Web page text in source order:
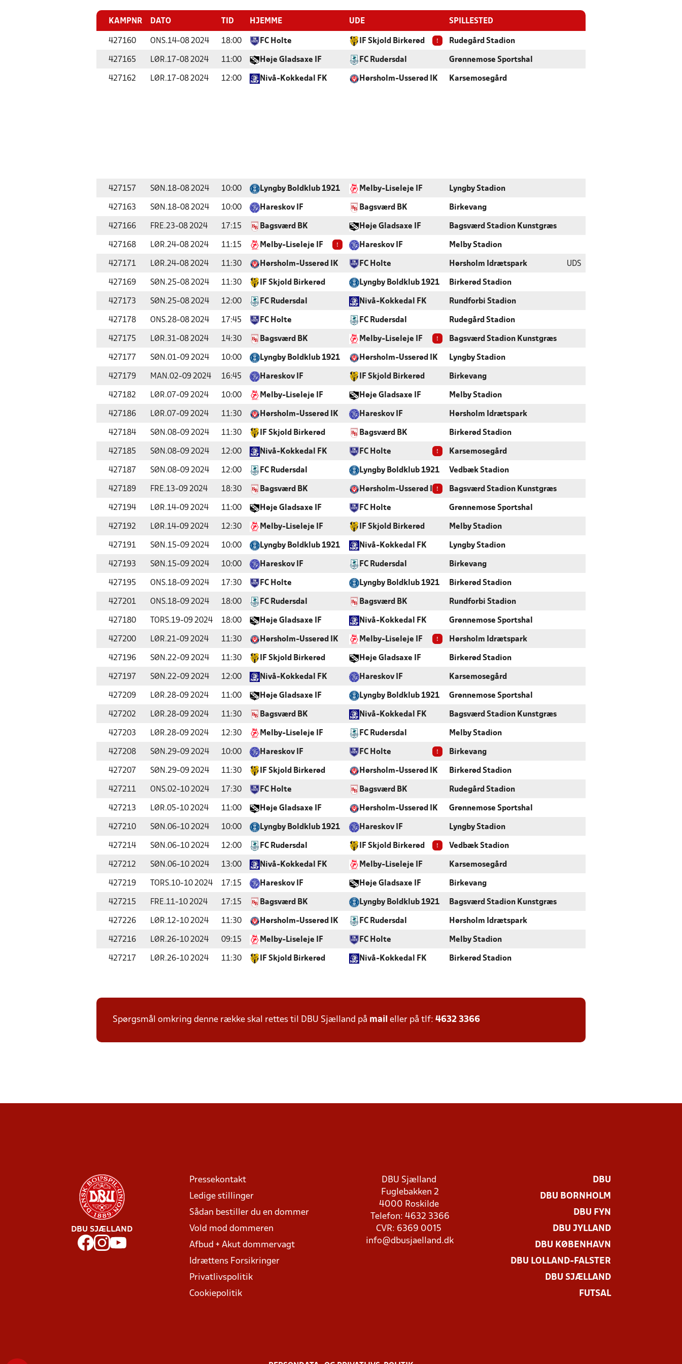
KAMPNR DATO TID HJEMME UDE SPILLESTED
427160 ONS.14-08 2024 18:00 FC Holte IF Skjold Birkerød ! Rudegård Stadion
427165 LØR.17-08 2024 11:00 Høje Gladsaxe IF FC Rudersdal Grønnemose Sportshal
427162 LØR.17-08 2024 12:00 Nivå-Kokkedal FK Hørsholm-Usserød IK Karsemosegård
427157 SØN.18-08 2024 10:00 Lyngby Boldklub 1921 Melby-Liseleje IF Lyngby Stadion
427163 SØN.18-08 2024 10:00 Hareskov IF Bagsværd BK Birkevang
427166 FRE.23-08 2024 17:15 Bagsværd BK Høje Gladsaxe IF Bagsværd Stadion Kunstgræs
427168 LØR.24-08 2024 11:15 Melby-Liseleje IF ! Hareskov IF Melby Stadion
427171 LØR.24-08 2024 11:30 Hørsholm-Usserød IK FC Holte Hørsholm Idrætspark UDS
427169 SØN.25-08 2024 11:30 IF Skjold Birkerød Lyngby Boldklub 1921 Birkerød Stadion
427173 SØN.25-08 2024 12:00 FC Rudersdal Nivå-Kokkedal FK Rundforbi Stadion
427178 ONS.28-08 2024 17:45 FC Holte FC Rudersdal Rudegård Stadion
427175 LØR.31-08 2024 14:30 Bagsværd BK Melby-Liseleje IF ! Bagsværd Stadion Kunstgræs
427177 SØN.01-09 2024 10:00 Lyngby Boldklub 1921 Hørsholm-Usserød IK Lyngby Stadion
427179 MAN.02-09 2024 16:45 Hareskov IF IF Skjold Birkerød Birkevang
427182 LØR.07-09 2024 10:00 Melby-Liseleje IF Høje Gladsaxe IF Melby Stadion
427186 LØR.07-09 2024 11:30 Hørsholm-Usserød IK Hareskov IF Hørsholm Idrætspark
427184 SØN.08-09 2024 11:30 IF Skjold Birkerød Bagsværd BK Birkerød Stadion
427185 SØN.08-09 2024 12:00 Nivå-Kokkedal FK FC Holte ! Karsemosegård
427187 SØN.08-09 2024 12:00 FC Rudersdal Lyngby Boldklub 1921 Vedbæk Stadion
427189 FRE.13-09 2024 18:30 Bagsværd BK Hørsholm-Usserød IK! Bagsværd Stadion Kunstgræs
427194 LØR.14-09 2024 11:00 Høje Gladsaxe IF FC Holte Grønnemose Sportshal
427192 LØR.14-09 2024 12:30 Melby-Liseleje IF IF Skjold Birkerød Melby Stadion
427191 SØN.15-09 2024 10:00 Lyngby Boldklub 1921 Nivå-Kokkedal FK Lyngby Stadion
427193 SØN.15-09 2024 10:00 Hareskov IF FC Rudersdal Birkevang
427195 ONS.18-09 2024 17:30 FC Holte Lyngby Boldklub 1921 Birkerød Stadion
427201 ONS.18-09 2024 18:00 FC Rudersdal Bagsværd BK Rundforbi Stadion
427180 TORS.19-09 2024 18:00 Høje Gladsaxe IF Nivå-Kokkedal FK Grønnemose Sportshal
427200 LØR.21-09 2024 11:30 Hørsholm-Usserød IK Melby-Liseleje IF ! Hørsholm Idrætspark
427196 SØN.22-09 2024 11:30 IF Skjold Birkerød Høje Gladsaxe IF Birkerød Stadion
427197 SØN.22-09 2024 12:00 Nivå-Kokkedal FK Hareskov IF Karsemosegård
427209 LØR.28-09 2024 11:00 Høje Gladsaxe IF Lyngby Boldklub 1921 Grønnemose Sportshal
427202 LØR.28-09 2024 11:30 Bagsværd BK Nivå-Kokkedal FK Bagsværd Stadion Kunstgræs
427203 LØR.28-09 2024 12:30 Melby-Liseleje IF FC Rudersdal Melby Stadion
427208 SØN.29-09 2024 10:00 Hareskov IF FC Holte ! Birkevang
427207 SØN.29-09 2024 11:30 IF Skjold Birkerød Hørsholm-Usserød IK Birkerød Stadion
427211 ONS.02-10 2024 17:30 FC Holte Bagsværd BK Rudegård Stadion
427213 LØR.05-10 2024 11:00 Høje Gladsaxe IF Hørsholm-Usserød IK Grønnemose Sportshal
427210 SØN.06-10 2024 10:00 Lyngby Boldklub 1921 Hareskov IF Lyngby Stadion
427214 SØN.06-10 2024 12:00 FC Rudersdal IF Skjold Birkerød ! Vedbæk Stadion
427212 SØN.06-10 2024 13:00 Nivå-Kokkedal FK Melby-Liseleje IF Karsemosegård
427219 TORS.10-10 2024 17:15 Hareskov IF Høje Gladsaxe IF Birkevang
427215 FRE.11-10 2024 17:15 Bagsværd BK Lyngby Boldklub 1921 Bagsværd Stadion Kunstgræs
427226 LØR.12-10 2024 11:30 Hørsholm-Usserød IK FC Rudersdal Hørsholm Idrætspark
427216 LØR.26-10 2024 09:15 Melby-Liseleje IF FC Holte Melby Stadion
427217 LØR.26-10 2024 11:30 IF Skjold Birkerød Nivå-Kokkedal FK Birkerød Stadion
Spørgsmål omkring denne række skal rettes til DBU Sjælland på mail eller på tlf: 4632 3366
DBU SJÆLLAND
Pressekontakt
Ledige stillinger
Sådan bestiller du en dommer
Vold mod dommeren
Afbud + Akut dommervagt
Idrættens Forsikringer
Privatlivspolitik
Cookiepolitik
DBU Sjælland
Fuglebakken 2
4000 Roskilde
Telefon: 4632 3366
CVR: 6369 0015
info@dbusjaelland.dk
DBU
DBU BORNHOLM
DBU FYN
DBU JYLLAND
DBU KØBENHAVN
DBU LOLLAND-FALSTER
DBU SJÆLLAND
FUTSAL